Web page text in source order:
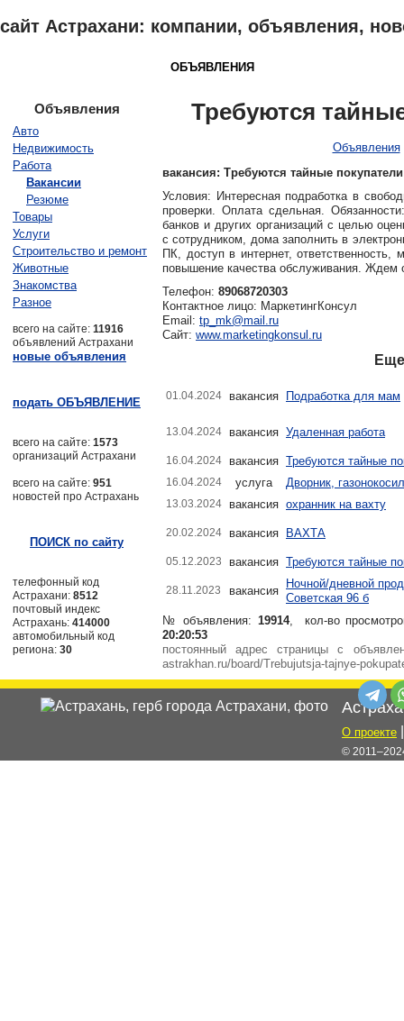
сайт Астрахани: компании, объявления,
ОБЪЯВЛЕНИЯ
Требуются
Объявления
вакансия: Требуются тайные покупатели
Условия: Интересная подработка в
проверки. Оплата сдельная.
банков и других организаций с целью
с сотрудником, дома заполнить в
ПК, доступ в интернет,
повышение качества обслуживания. Ждем
Телефон: 89068720303
Контактное лицо: МаркетингКонсул
Email: tp_mk@mail.ru
Сайт: www.marketingkonsul.ru
01.04.2024 вакансия Подработка для мам
13.04.2024 вакансия Удаленная работа
16.04.2024 вакансия Требуются тайные
16.04.2024 услуга Дворник,
13.03.2024 вакансия охранник на вахту
20.02.2024 вакансия ВАХТА
05.12.2023 вакансия Требуются тайные
28.11.2023 вакансия
Ночной/дневной
Советская 96 б
№ объявления: 19914, кол-во
20:20:53
постоянный адрес страницы с
astrakhan.ru/board/Trebujutsja-tajnye-
Объявления
Авто
Недвижимость
Работа
Вакансии
Резюме
Товары
Услуги
Строительство и ремонт
Животные
Знакомства
Разное
всего на сайте: 11916
объявлений Астрахани
новые объявления
подать ОБЪЯВЛЕНИЕ
всего на сайте: 1573
организаций Астрахани
всего на сайте: 951
новостей про Астрахань
ПОИСК по сайту
телефонный код
Астрахани: 8512
почтовый индекс
Астрахань: 414000
автомобильный код
региона: 30
О проекте
©